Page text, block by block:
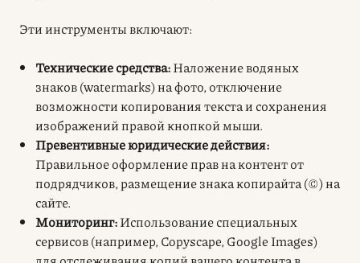
Эти инструменты включают:
Технические средства:Наложение водяных
знаков (watermarks) на фото, отключение
возможности копирования текста и сохранения
изображений правой кнопкой мыши.
Превентивные юридические действия:
Правильное оформление прав на контент от
подрядчиков, размещение знака копирайта (©) на
сайте.
Мониторинг:Использование специальных
сервисов (например, Copyscape, Google Images)